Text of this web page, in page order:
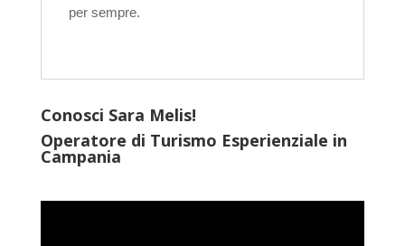
per sempre.
Conosci Sara Melis!
Operatore di Turismo Esperienziale in
Campania